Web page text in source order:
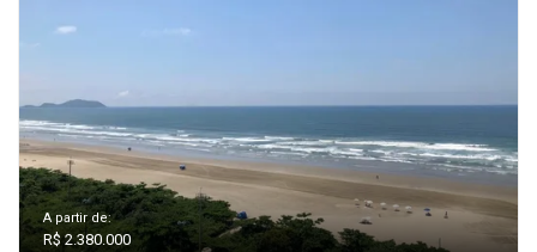
A partir de:
R$ 2.380.000